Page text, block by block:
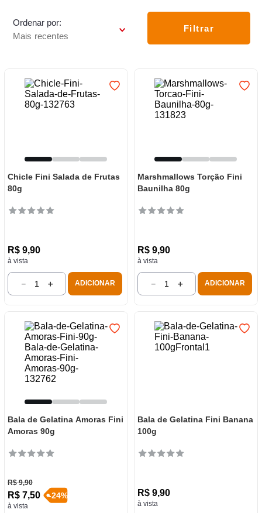
Ordenar por
Mais recentes
Filtrar
Chicle Fini Salada de Frutas
80g
R$ 9,90
à vista
＋
－ ADICIONAR
Marshmallows Torção Fini
Baunilha 80g
R$ 9,90
à vista
＋
－ ADICIONAR
Bala de Gelatina Amoras Fini
Amoras 90g
R$ 9,90
R$ 7,50
à vista
-24%
Bala de Gelatina Fini Banana
100g
R$ 9,90
à vista